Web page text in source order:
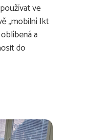
ve
„mobilní Ikt
a
do